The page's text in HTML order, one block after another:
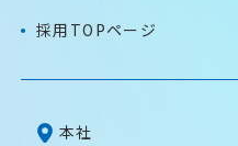
採用TOPページ
本社